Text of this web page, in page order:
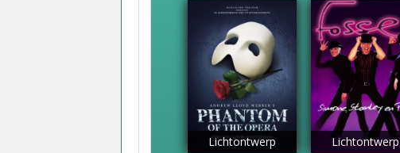
Lichtontwerp Lichtontwerp